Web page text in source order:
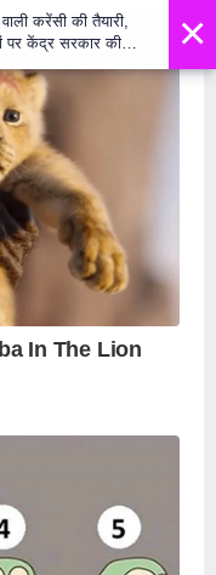
×
करेंसी की तैयारी,
पर केंद्र सरकार की
के नोट - Daily Lok
Modi U